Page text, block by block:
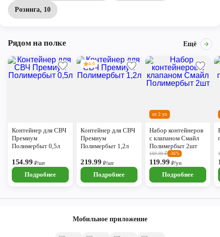
Розинга, 10
Рядом на полке Ещё
Контейнер для СВЧ
Премиум
Полимербыт 0,5л
154.99 ₽/шт
Подробнее
4.0
Контейнер для СВЧ
Премиум
Полимербыт 1,2л
219.99 ₽/шт
Подробнее
от 2 уп
Набор контейнеров
с клапаном Смайл
Полимербыт 2шт
189.99₽ -36%
119.99 ₽/уп
Подробнее
Мобильное приложение